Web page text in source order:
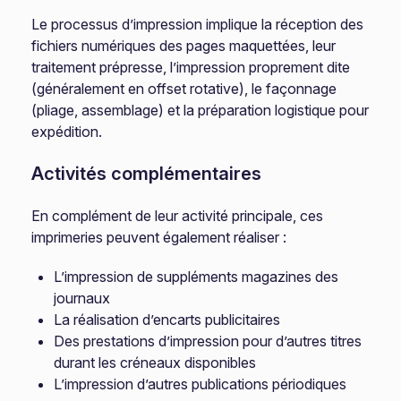
Le processus d’impression implique la réception des
fichiers numériques des pages maquettées, leur
traitement prépresse, l’impression proprement dite
(généralement en offset rotative), le façonnage
(pliage, assemblage) et la préparation logistique pour
expédition.
Activités complémentaires
En complément de leur activité principale, ces
imprimeries peuvent également réaliser :
L’impression de suppléments magazines des
journaux
La réalisation d’encarts publicitaires
Des prestations d’impression pour d’autres titres
durant les créneaux disponibles
L’impression d’autres publications périodiques